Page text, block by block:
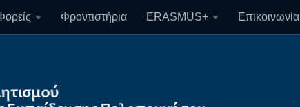
Φροντιστήρια ERASMUS+ Επικοινωνία